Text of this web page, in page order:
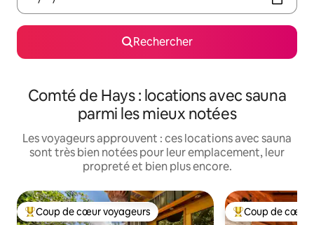
Rechercher
Comté de Hays : locations avec sauna
parmi les mieux notées
Les voyageurs approuvent : ces locations avec sauna
sont très bien notées pour leur emplacement, leur
propreté et bien plus encore.
Coups de cœur voyageurs les plus appréciés
Coup de cœur voyageurs Coups de cœur
Coup de cœur